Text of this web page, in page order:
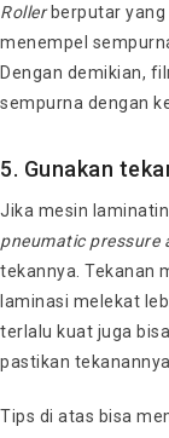
Rollerberputar yang
menempel
Dengan demikian,
sempurna dengan
5. Gunakan
Jika mesin
pneumatic pressure
tekannya. Tekanan
laminasi melekat
terlalu kuat juga
pastikan
Tips di atas bisa